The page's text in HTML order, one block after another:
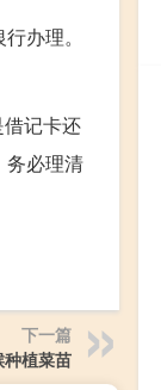
办理。
记卡还
务必理清
下一篇
植菜苗